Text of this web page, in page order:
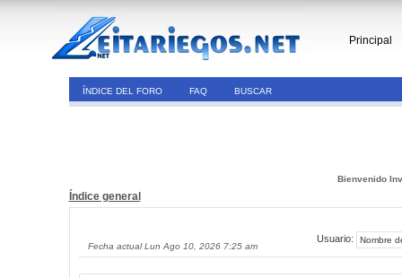
Principal
ÍNDICE DEL FORO FAQ BUSCAR
Bienvenido
Índice general
Fecha actual Lun Ago 10, 2026 7:25 am
Usuario: